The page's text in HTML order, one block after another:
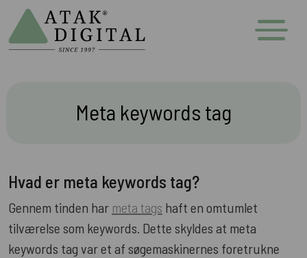
Meta keywords tag
Hvad er meta keywords tag?
Gennem tinden har meta tags haft en omtumlet
tilværelse som keywords. Dette skyldes at meta
keywords tag var et af søgemaskinernes foretrukne